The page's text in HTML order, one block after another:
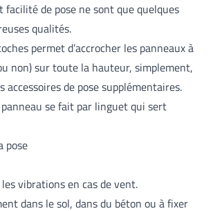
de pose ne sont que quelques
qualités.
permet d’accrocher les panneaux à
non) sur toute la hauteur, simplement,
accessoires de pose supplémentaires.
se fait par linguet qui sert
pose
vibrations en cas de vent.
dans le sol, dans du béton ou à fixer